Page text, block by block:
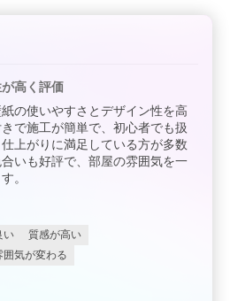
高く評価
の使いやすさとデザイン性を高
で施工が簡単で、初心者でも扱
上がりに満足している方が多数
いも好評で、部屋の雰囲気を一
。
い
質感が高い
囲気が変わる